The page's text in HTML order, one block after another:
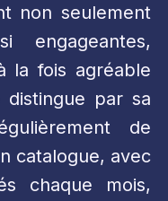
non seulement
engageantes,
la fois agréable
par sa
de
catalogue, avec
chaque mois,